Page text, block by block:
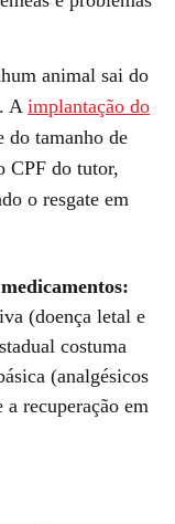
animal sai do
A implantação do
do tamanho de
CPF do tutor,
o resgate em
(doença letal e
costuma
(analgésicos
recuperação em